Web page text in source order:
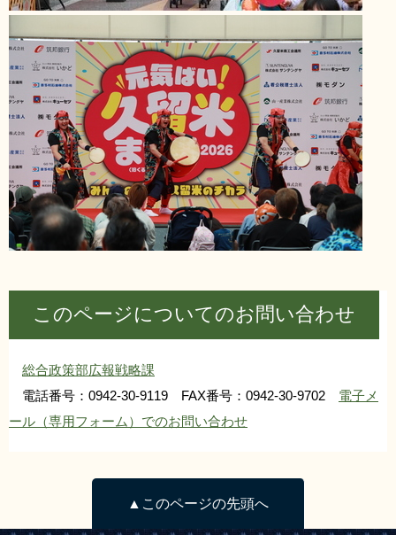
このページについてのお問い合わせ
総合政策部広報戦略課
電話番号：0942-30-9119 FAX番号：0942-30-9702 電子メ
ール（専用フォーム）でのお問い合わせ
▲このページの先頭へ